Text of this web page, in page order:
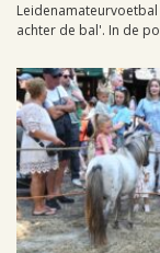
achter de bal'. In de